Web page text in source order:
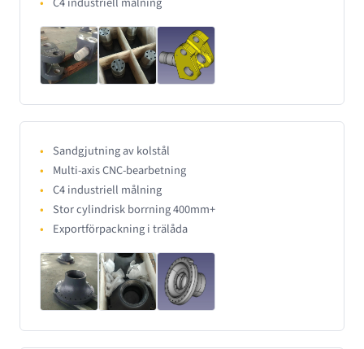
Sandgjutning av kolstål
Multi-axis CNC-bearbetning
C4 industriell målning
Stor cylindrisk borrning 400mm+
Exportförpackning i trälåda